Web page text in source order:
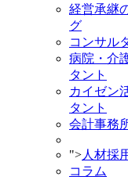
経営承継
グ
コンサル
病院・介
タント
カイゼン
タント
会計事務
">人材採
コラム